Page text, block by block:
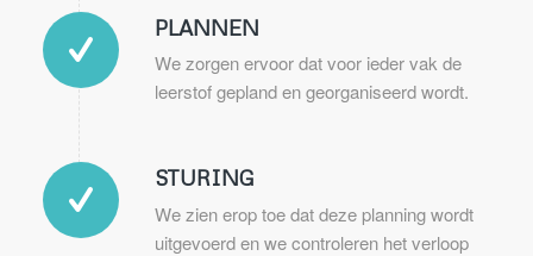
PLANNEN
We zorgen ervoor dat voor ieder vak de
leerstof gepland en georganiseerd wordt.
STURING
We zien erop toe dat deze planning wordt
uitgevoerd en we controleren het verloop